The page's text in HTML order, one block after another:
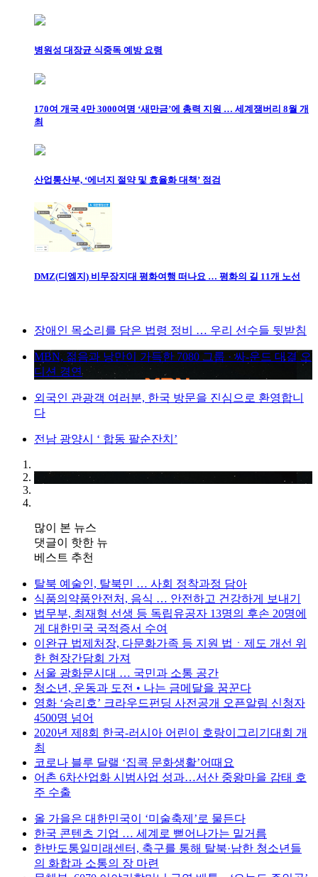
병원성 대장균 식중독 예방 요령
170여 개국 4만 3000여명 ‘새만금’에 총력 지원 … 세계잼버리 8월 개
최
산업통산부, ‘에너지 절약 및 효율화 대책’ 점검
DMZ(디엠지) 비무장지대 평화여행 떠나요 … 평화의 길 11개 노선
장애인 목소리를 담은 법령 정비 … 우리 선수들 뒷받침
MBN, 젊음과 낭만이 가득한 7080 그룹 · 싸-운드 대결 오
디션 경연
외국인 관광객 여러분, 한국 방문을 진심으로 환영합니
다
전남 광양시 ‘ 합동 팔순잔치’
많이 본 뉴스
댓글이 핫한 뉴
베스트 추천
탈북 예술인, 탈북민 … 사회 정착과정 담아
식품의약품안전처, 음식 … 안전하고 건강하게 보내기
법무부, 최재형 선생 등 독립유공자 13명의 후손 20명에
게 대한민국 국적증서 수여
이완규 법제처장, 다문화가족 등 지원 법ㆍ제도 개선 위
한 현장간담회 가져
서울 광화문시대 … 국민과 소통 공간
청소년, 운동과 도전 • 나는 금메달을 꿈꾼다
영화 ‘승리호’ 크라우드펀딩 사전공개 오픈알림 신청자
4500명 넘어
2020년 제8회 한국-러시아 어린이 호랑이그리기대회 개
최
코로나 블루 달랠 ‘집콕 문화생활’어때요
어촌 6차산업화 시범사업 성과…서산 중왕마을 감태 호
주 수출
올 가을은 대한민국이 ‘미술축제’로 물든다
한국 콘텐츠 기업 … 세계로 뻗어나가는 밑거름
한반도통일미래센터, 축구를 통해 탈북·남한 청소년들
의 화합과 소통의 장 마련